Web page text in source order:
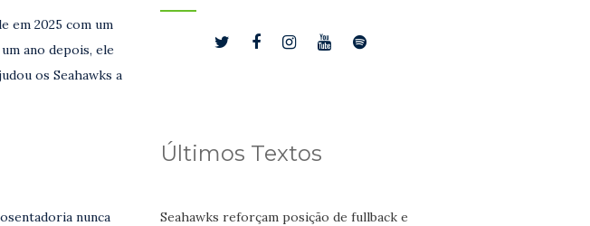
em 2025 com um
ano depois, ele
os Seahawks a
nunca
Últimos Textos
Seahawks reforçam posição de fullback e